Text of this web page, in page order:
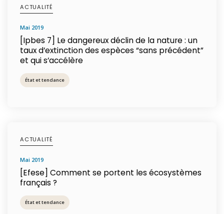
ACTUALITÉ
mai 2019
[Ipbes 7] Le dangereux déclin de la nature : un
taux d’extinction des espèces “sans précédent”
et qui s’accélère
État et tendance
ACTUALITÉ
mai 2019
[Efese] Comment se portent les écosystèmes
français ?
État et tendance